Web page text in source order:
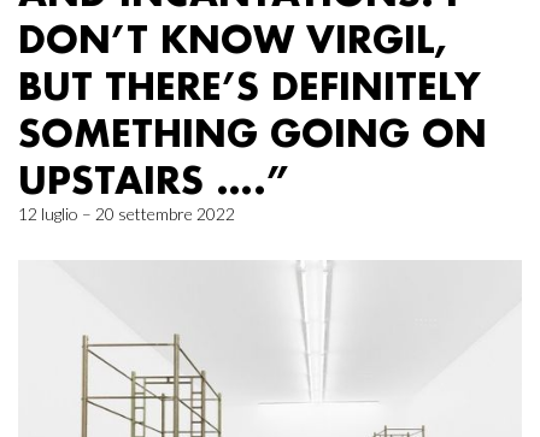
DON’T KNOW VIRGIL,
BUT THERE’S DEFINITELY
SOMETHING GOING ON
UPSTAIRS ….”
12 luglio – 20 settembre 2022